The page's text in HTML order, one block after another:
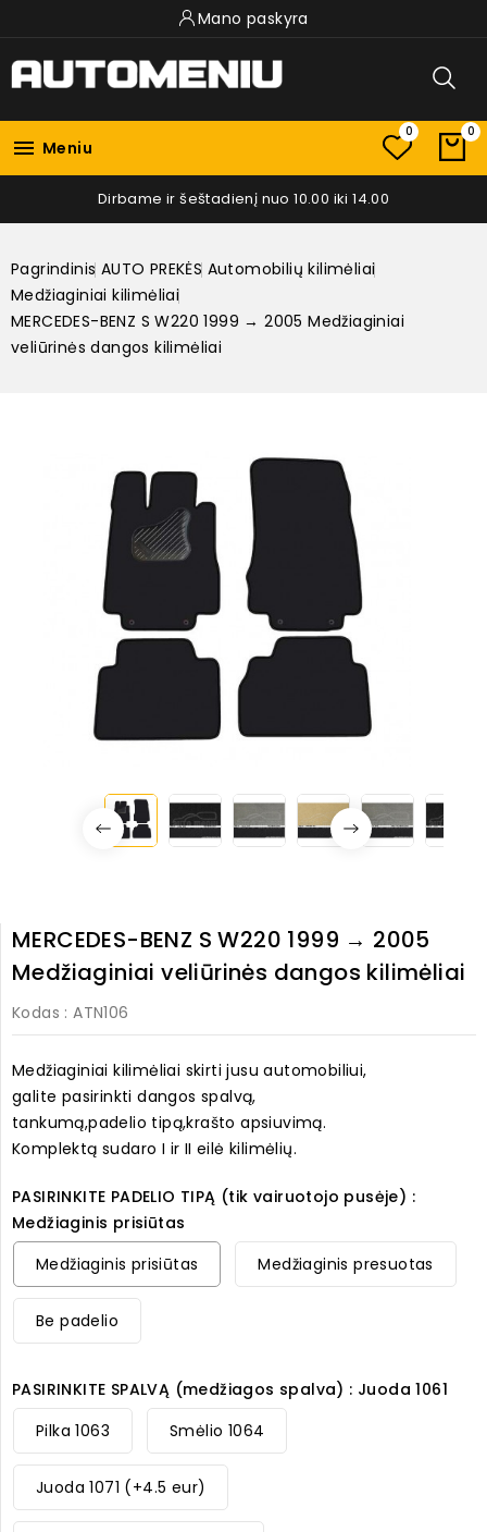
Mano paskyra
 Meniu
0 0
Dirbame ir šeštadienį nuo 10.00 iki 14.00
Pagrindinis AUTO PREKĖS Automobilių kilimėliai
Medžiaginiai kilimėliai
MERCEDES-BENZ S W220 1999 → 2005 Medžiaginiai
veliūrinės dangos kilimėliai
MERCEDES-BENZ S W220 1999 → 2005
Medžiaginiai veliūrinės dangos kilimėliai
Kodas : ATN106
Medžiaginiai kilimėliai skirti jusu automobiliui,
galite pasirinkti dangos spalvą,
tankumą,padelio tipą,krašto apsiuvimą.
Komplektą sudaro I ir II eilė kilimėlių.
PASIRINKITE PADELIO TIPĄ (tik vairuotojo pusėje) :
Medžiaginis prisiūtas
Medžiaginis prisiūtas
Medžiaginis presuotas
Be padelio
PASIRINKITE SPALVĄ (medžiagos spalva) : Juoda 1061
Pilka 1063
Smėlio 1064
Juoda 1071 (+4.5 eur)